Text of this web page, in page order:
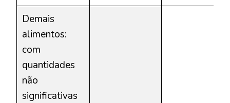
Demais
alimentos:
com
quantidades
não
significativas